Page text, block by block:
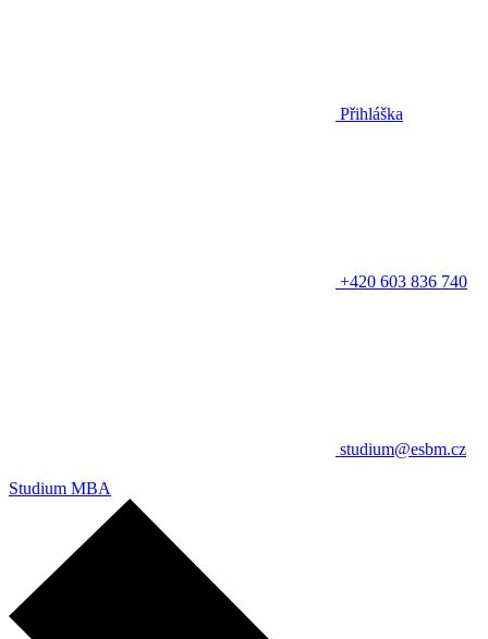
Přihláška
+420 603 836 740
studium@esbm.cz
Studium MBA